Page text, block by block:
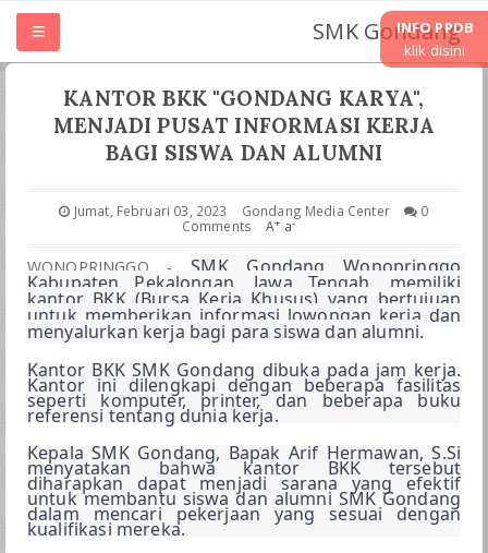
INFO PPDB
klik disini
SMK Gondang
TENTANG SMK
UNIT KERJA
JURUSAN
LASKURIN
TEFA & WIRAUSAHA
PKL PRAKRIN
BKK
KANTOR BKK "GONDANG KARYA",
MENJADI PUSAT INFORMASI KERJA
BAGI SISWA DAN ALUMNI
Jumat, Februari 03, 2023 Gondang Media Center
0
Comments
A+ a-
WONOPRINGGO - SMK Gondang Wonopringgo
Kabupaten Pekalongan, Jawa Tengah, memiliki
kantor BKK (Bursa Kerja Khusus) yang bertujuan
untuk memberikan informasi lowongan kerja dan
menyalurkan kerja bagi para siswa dan alumni.
Kantor BKK SMK Gondang dibuka pada jam kerja.
Kantor ini dilengkapi dengan beberapa fasilitas
seperti komputer, printer, dan beberapa buku
referensi tentang dunia kerja.
Kepala SMK Gondang, Bapak Arif Hermawan, S.Si
menyatakan bahwa kantor BKK tersebut
diharapkan dapat menjadi sarana yang efektif
untuk membantu siswa dan alumni SMK Gondang
dalam mencari pekerjaan yang sesuai dengan
kualifikasi mereka.